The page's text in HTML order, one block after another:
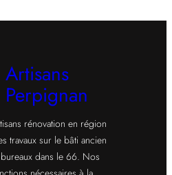
rénovation en région
travaux sur le bâti ancien
dans le 66. Nos